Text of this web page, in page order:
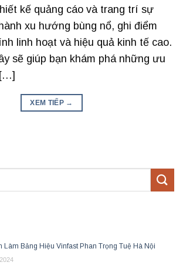
kế quảng cáo và trang trí sự
xu hướng bùng nổ, ghi điểm
linh hoạt và hiệu quả kinh tế cao.
sẽ giúp bạn khám phá những ưu
XEM TIẾP →
Làm Bảng Hiệu Vinfast Phan Trọng Tuệ Hà Nội